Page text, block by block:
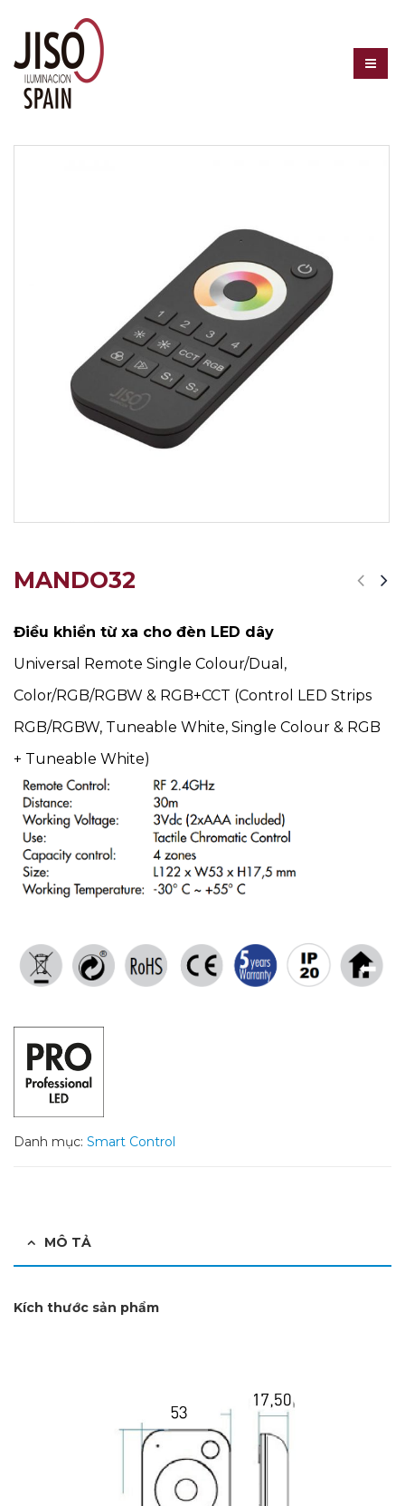
MANDO32
Điều khiển từ xa cho đèn LED dây
Universal Remote Single Colour/Dual,
Color/RGB/RGBW & RGB+CCT (Control LED Strips
RGB/RGBW, Tuneable White, Single Colour & RGB
+ Tuneable White)
Danh mục: Smart Control
MÔ TẢ
Kích thước sản phẩm